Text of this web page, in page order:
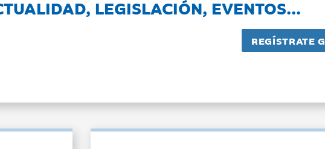
LEGISLACIÓN, EVENTOS...